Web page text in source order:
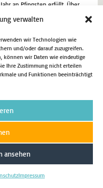
verwalten
wir Technologien wie
und/oder darauf zuzugreifen.
können wir Daten wie eindeutige
Ihre Zustimmung nicht erteilen
und Funktionen beeinträchtigt
ansehen
Impressum
an Pfingsten erfüllt. Über
Eggers MdL